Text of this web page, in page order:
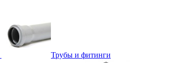
Трубы и фитинги